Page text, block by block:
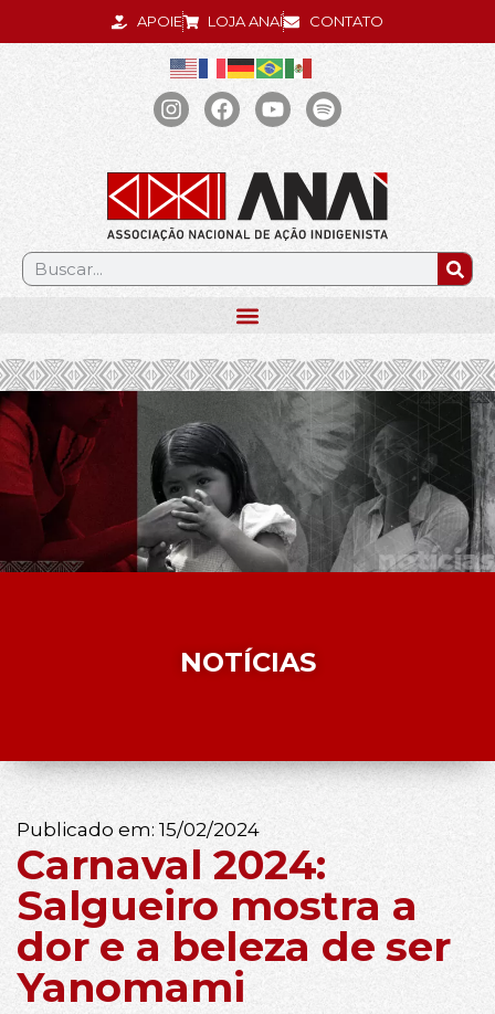
APOIE LOJA ANAÍ CONTATO
.
NOTÍCIAS
Publicado em: 15/02/2024
Carnaval 2024:
Salgueiro mostra a
dor e a beleza de ser
Yanomami